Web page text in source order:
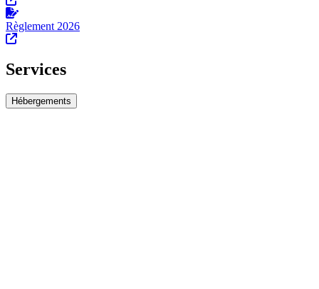
Règlement 2026
Services
Hébergements